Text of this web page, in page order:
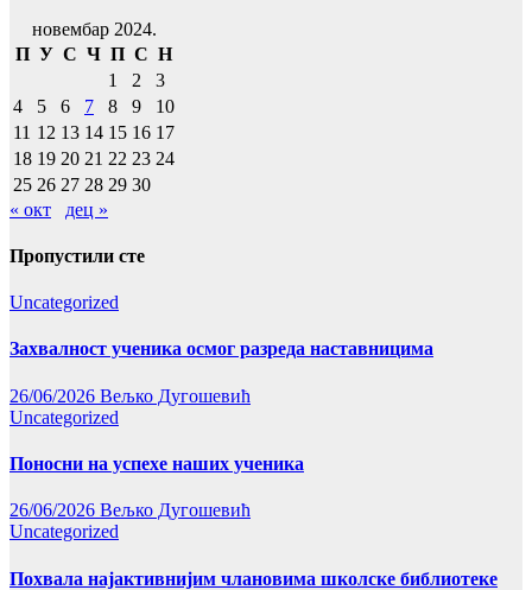
новембар 2024.
П У С Ч П С Н
1
2
3
4
5 6 7 8 9
10
11 12 13 14 15 16 17
18 19 20 21 22 23 24
25 26 27 28 29 30
« окт
дец »
Пропустили сте
Uncategorized
Захвалност ученика осмог разреда наставницима
26/06/2026 Вељко Дугошевић
Uncategorized
Поносни на успехе наших ученика
26/06/2026 Вељко Дугошевић
Uncategorized
Похвала најактивнијим члановима школске библиотеке